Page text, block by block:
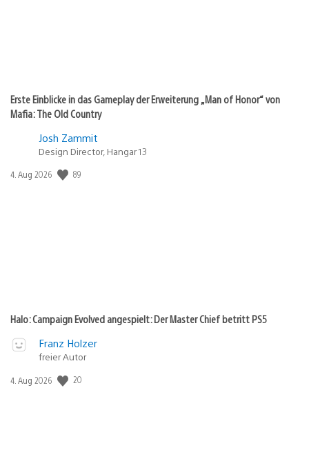
Erste Einblicke in das Gameplay der Erweiterung „Man of Honor“ von
Mafia: The Old Country
Josh Zammit
Design Director, Hangar 13
Veröffentlichungsdatum:
4. Aug 2026 89
Halo: Campaign Evolved angespielt: Der Master Chief betritt PS5
Franz Holzer
freier Autor
Veröffentlichungsdatum:
4. Aug 2026 20